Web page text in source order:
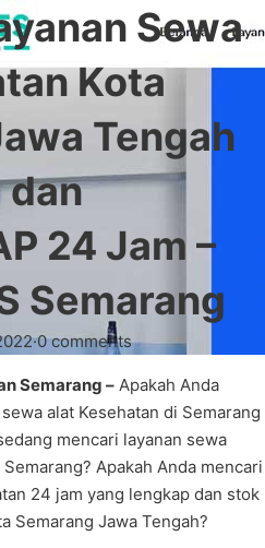
Sewa
Kota
Tengah
dan
24 Jam –
Semarang
·0 comments
Semarang – Apakah Anda
alat Kesehatan di Semarang
mencari layanan sewa
Apakah Anda mencari
24 jam yang lengkap dan stok
Semarang Jawa Tengah?